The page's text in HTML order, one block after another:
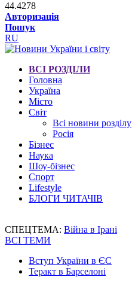
44.4278
Авторизація
Пошук
RU
ВСІ РОЗДІЛИ
Головна
Україна
Місто
Світ
Всі новини розділу
Росія
Бізнес
Наука
Шоу-бізнес
Спорт
Lifestyle
БЛОГИ ЧИТАЧІВ
СПЕЦТЕМА: Війна в Ірані
ВСІ ТЕМИ
Вступ України в ЄС
Теракт в Барселоні